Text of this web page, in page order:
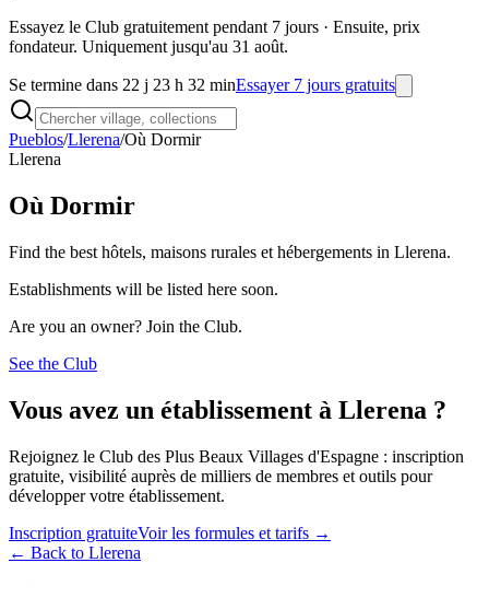
Essayez le Club gratuitement pendant 7 jours · Ensuite, prix
fondateur. Uniquement jusqu'au 31 août.
Se termine dans 22 j 23 h 32 minEssayer 7 jours gratuits
Pueblos/Llerena/Où Dormir
Llerena
Où Dormir
Find the best hôtels, maisons rurales et hébergements in Llerena.
Establishments will be listed here soon.
Are you an owner? Join the Club.
See the Club
Vous avez un établissement à Llerena ?
Rejoignez le Club des Plus Beaux Villages d'Espagne : inscription
gratuite, visibilité auprès de milliers de membres et outils pour
développer votre établissement.
Inscription gratuiteVoir les formules et tarifs →
← Back to Llerena